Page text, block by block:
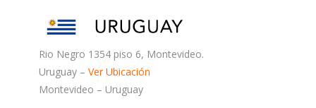
Rio Negro 1354 piso 6, Montevideo.
Uruguay – Ver Ubicación
Montevideo – Uruguay